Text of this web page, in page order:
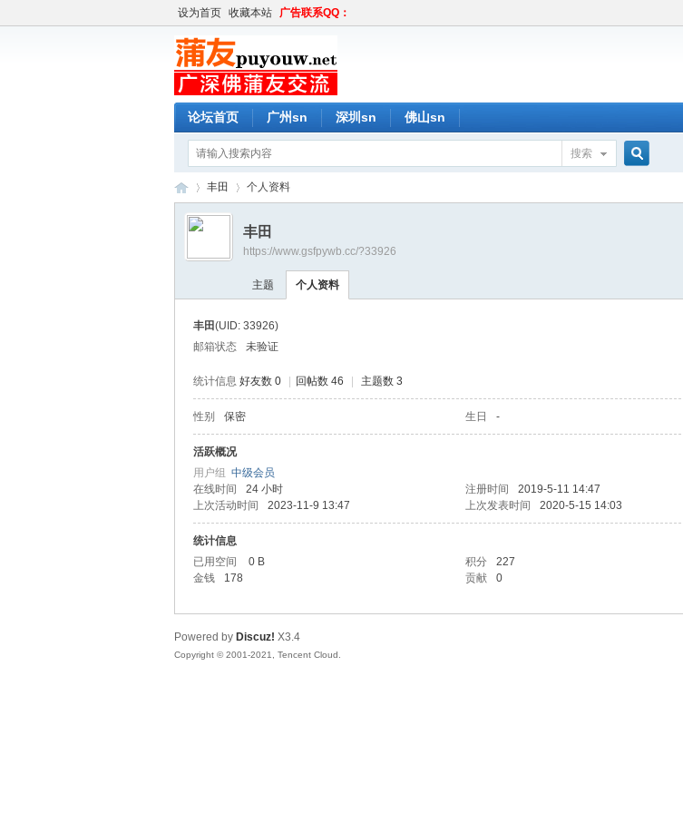
设为首页 收藏本站 广告联系QQ：
论坛首页 广州sn 深圳sn 佛山sn
搜索
›
丰田
›
个人资料
丰田
https://www.gsfpywb.cc/?33926
主题 个人资料
丰田(UID: 33926)
邮箱状态
未验证
统计信息 好友数 0 回帖数 46 主题数 3
性别 保密 生日 -
活跃概况
用户组 中级会员
在线时间
24 小时 注册时间 2019-5-11 14:47
上次活动时间
2023-11-9 13:47 上次发表时间 2020-5-15 14:03
统计信息
已用空间
0 B 积分 227
金钱
178 贡献 0
Powered by Discuz! X3.4
Copyright © 2001-2021, Tencent Cloud.